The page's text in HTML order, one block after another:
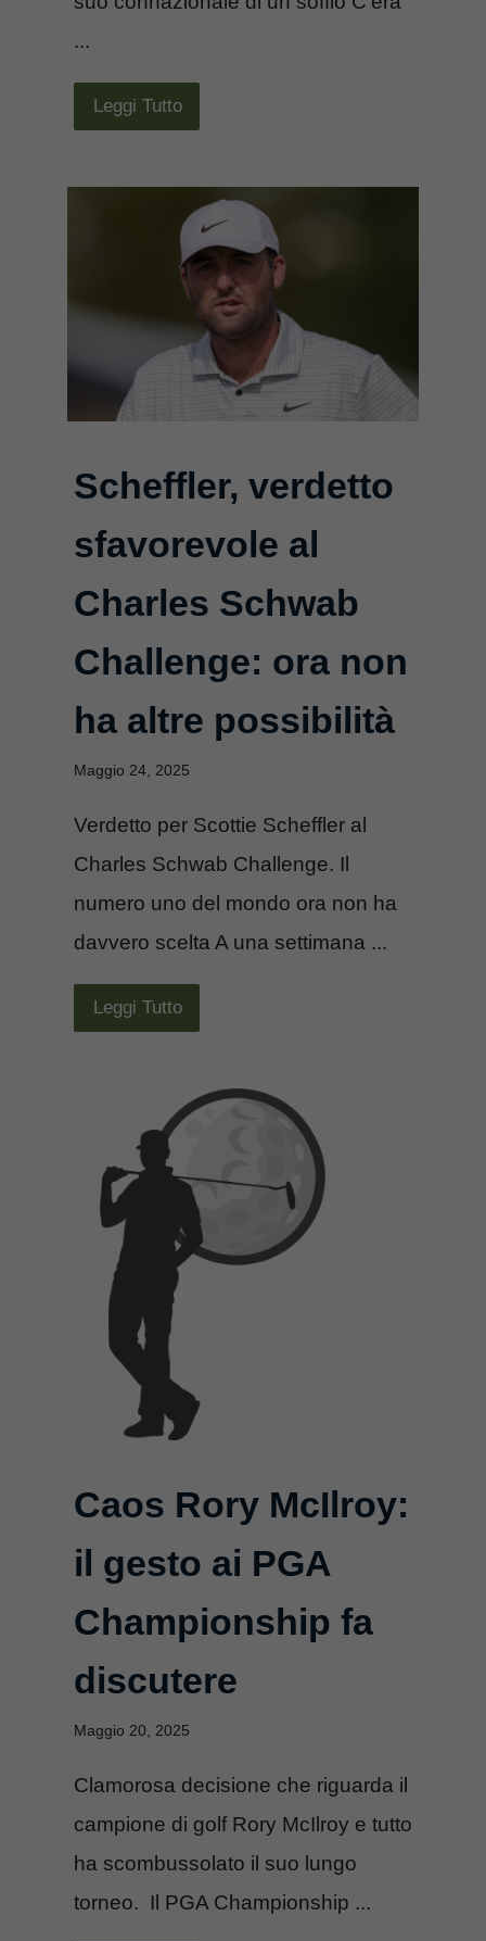
...
Leggi Tutto
Scheffler, verdetto
sfavorevole al
Charles Schwab
Challenge: ora non
ha altre possibilità
Maggio 24, 2025
Verdetto per Scottie Scheffler al
Charles Schwab Challenge. Il
numero uno del mondo ora non ha
davvero scelta A una settimana ...
Leggi Tutto
Caos Rory McIlroy:
il gesto ai PGA
Championship fa
discutere
Maggio 20, 2025
Clamorosa decisione che riguarda il
campione di golf Rory McIlroy e tutto
ha scombussolato il suo lungo
torneo. Il PGA Championship ...